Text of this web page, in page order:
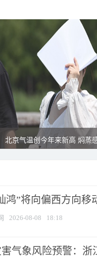
北京气温创今年来新高 焖蒸
鸿”将向偏西方向移
2026-08-08 18:18
气象风险预警：